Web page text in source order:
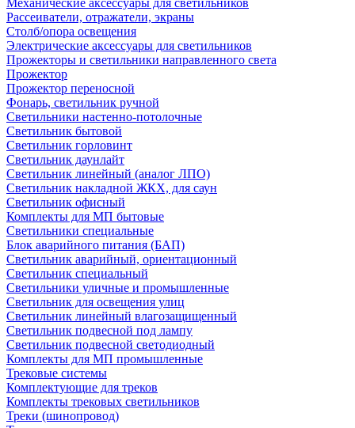
Механические аксессуары для светильников
Рассеиватели, отражатели, экраны
Столб/опора освещения
Электрические аксессуары для светильников
Прожекторы и светильники направленного света
Прожектор
Прожектор переносной
Фонарь, светильник ручной
Светильники настенно-потолочные
Светильник бытовой
Светильник горловинт
Светильник даунлайт
Светильник линейный (аналог ЛПО)
Светильник накладной ЖКХ, для саун
Светильник офисный
Комплекты для МП бытовые
Светильники специальные
Блок аварийного питания (БАП)
Светильник аварийный, ориентационный
Светильник специальный
Светильники уличные и промышленные
Светильник для освещения улиц
Светильник линейный влагозащищенный
Светильник подвесной под лампу
Светильник подвесной светодиодный
Комплекты для МП промышленные
Трековые системы
Комплектующие для треков
Комплекты трековых светильников
Треки (шинопровод)